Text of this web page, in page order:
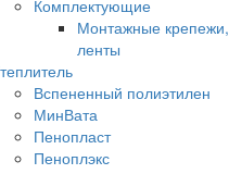
Комплектующие
Монтажные крепежи,
ленты
Вспененный полиэтилен
МинВата
Пенопласт
Пеноплэкс